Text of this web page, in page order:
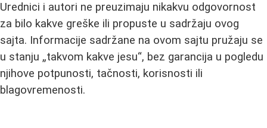
Urednici i autori ne preuzimaju nikakvu odgovornost
za bilo kakve greške ili propuste u sadržaju ovog
sajta. Informacije sadržane na ovom sajtu pružaju se
u stanju „takvom kakve jesu“, bez garancija u pogledu
njihove potpunosti, tačnosti, korisnosti ili
blagovremenosti.